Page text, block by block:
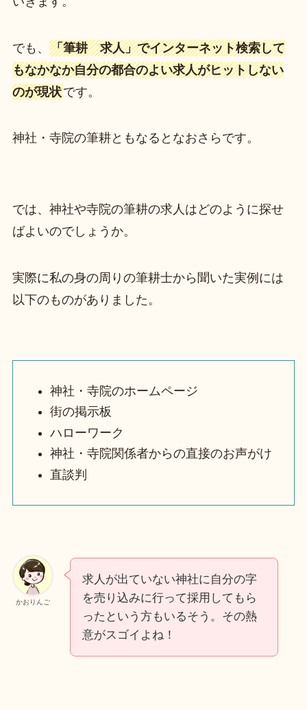
でも、 「筆耕 求人」でインターネット検索して
もなかなか自分の都合のよい求人がヒットしない
のが現状です。
神社・寺院の筆耕ともなるとなおさらです。
では、神社や寺院の筆耕の求人はどのように探せ
ばよいのでしょうか。
実際に私の身の周りの筆耕士から聞いた実例には
以下のものがありました。
神社・寺院のホームページ
街の掲示板
ハローワーク
神社・寺院関係者からの直接のお声がけ
直談判
かおりんご
求人が出ていない神社に自分の字
を売り込みに行って採用してもら
ったという方もいるそう。その熱
意がスゴイよね！